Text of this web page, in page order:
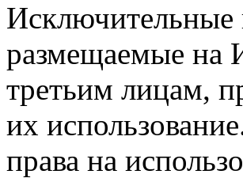
Исключительные
размещаемые на
третьим лицам,
их
права на